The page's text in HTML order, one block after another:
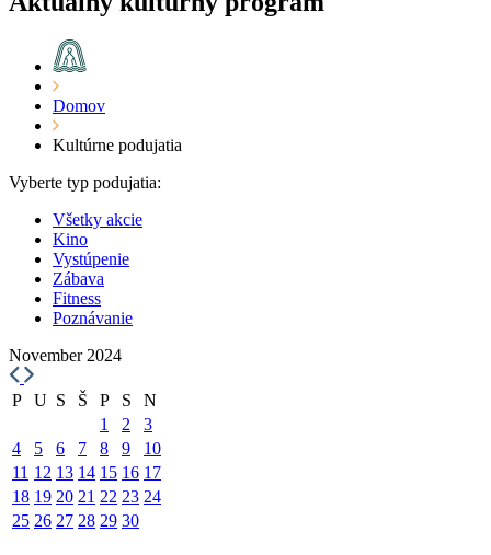
Domov
Kultúrne podujatia
Vyberte typ podujatia:
Všetky akcie
Kino
Vystúpenie
Zábava
Fitness
Poznávanie
November 2024
P U S Š P S
N
1
2
3
4
5 6 7 8 9
10
11 12 13 14 15 16 17
18 19 20 21 22 23 24
25 26 27 28 29 30